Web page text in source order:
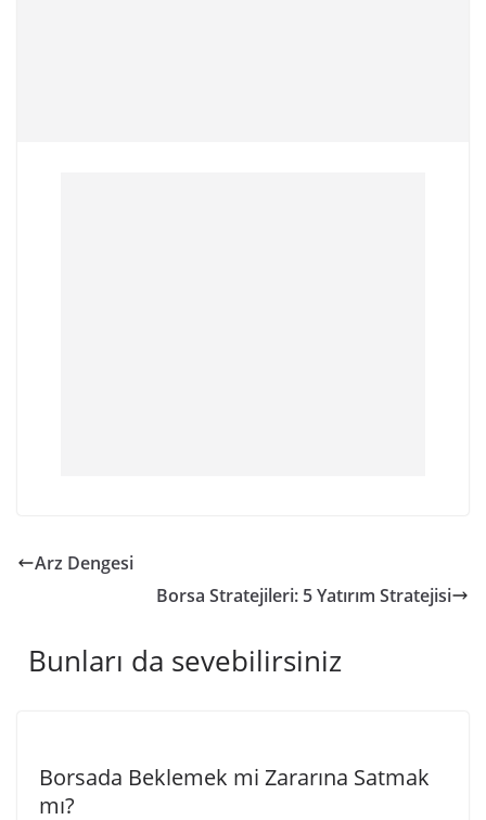
Arz Dengesi
Borsa Stratejileri: 5 Yatırım Stratejisi
Bunları da sevebilirsiniz
Borsada Beklemek mi Zararına Satmak
mı?